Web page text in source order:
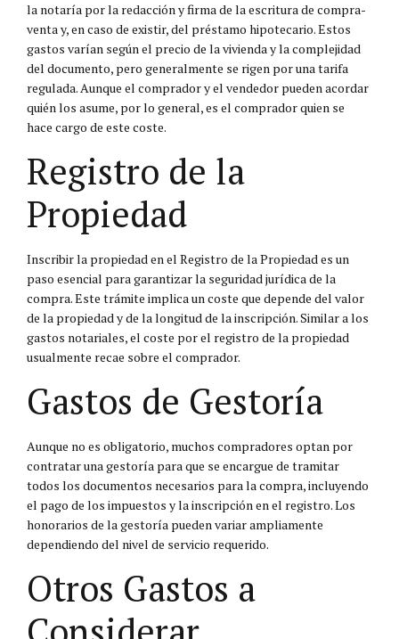
la notaría por la redacción y firma de la escritura de compra-
venta y, en caso de existir, del préstamo hipotecario. Estos
gastos varían según el precio de la vivienda y la complejidad
del documento, pero generalmente se rigen por una tarifa
regulada. Aunque el comprador y el vendedor pueden acordar
quién los asume, por lo general, es el comprador quien se
hace cargo de este coste.
Registro de la
Propiedad
Inscribir la propiedad en el Registro de la Propiedad es un
paso esencial para garantizar la seguridad jurídica de la
compra. Este trámite implica un coste que depende del valor
de la propiedad y de la longitud de la inscripción. Similar a los
gastos notariales, el coste por el registro de la propiedad
usualmente recae sobre el comprador.
Gastos de Gestoría
Aunque no es obligatorio, muchos compradores optan por
contratar una gestoría para que se encargue de tramitar
todos los documentos necesarios para la compra, incluyendo
el pago de los impuestos y la inscripción en el registro. Los
honorarios de la gestoría pueden variar ampliamente
dependiendo del nivel de servicio requerido.
Otros Gastos a